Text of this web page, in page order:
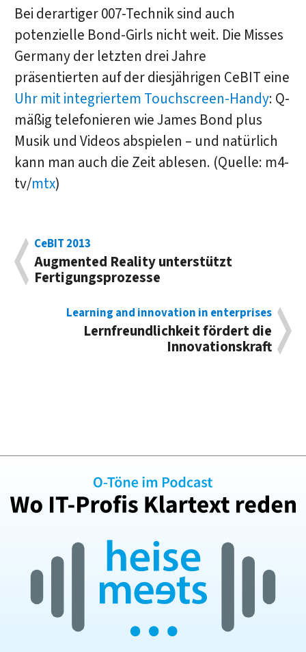
Bei derartiger 007-Technik sind auch
potenzielle Bond-Girls nicht weit. Die Misses
Germany der letzten drei Jahre
präsentierten auf der diesjährigen CeBIT eine
Uhr mit integriertem Touchscreen-Handy: Q-
mäßig telefonieren wie James Bond plus
Musik und Videos abspielen – und natürlich
kann man auch die Zeit ablesen. (Quelle: m4-
tv/mtx)
CeBIT 2013
Augmented Reality unterstützt
Fertigungsprozesse
Learning and innovation in enterprises
Lernfreundlichkeit fördert die
Innovationskraft